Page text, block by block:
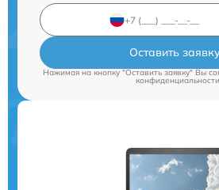
Оставить
Нажимая на кнопку "Оставить заявку" Вы
конфиденциальности